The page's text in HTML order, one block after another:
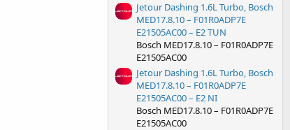
Jetour Dashing 1.6L Turbo, Bosch
MED17.8.10 – F01R0ADP7E
E21505AC00 – E2 TUN
Bosch MED17.8.10 – F01R0ADP7E
E21505AC00
Jetour Dashing 1.6L Turbo, Bosch
MED17.8.10 – F01R0ADP7E
E21505AC00 – E2 NI
Bosch MED17.8.10 – F01R0ADP7E
E21505AC00